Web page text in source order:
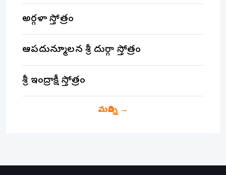
అర్గళా స్తోత్రం
ఆపదున్మూలన శ్రీ దుర్గా స్తోత్రం
శ్రీ ఇంద్రాక్షీ స్తోత్రం
మరిన్ని→